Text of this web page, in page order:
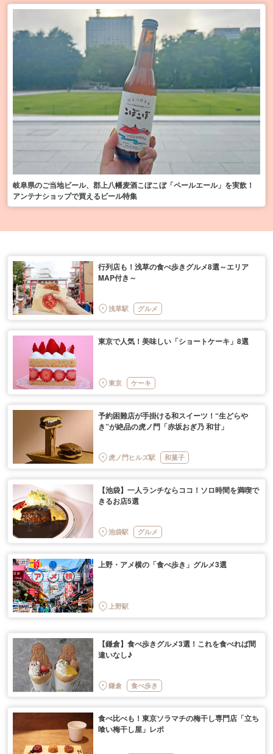
岐阜県のご当地ビール、郡上八幡麦酒こぼこぼ「ペールエール」を実飲！
アンテナショップで買えるビール特集
行列店も！浅草の食べ歩きグルメ8選～エリア
MAP付き～
浅草駅 グルメ
東京で人気！美味しい「ショートケーキ」8選
東京 ケーキ
予約困難店が手掛ける和スイーツ！“生どらや
き”が絶品の虎ノ門「赤坂おぎ乃 和甘」
虎ノ門ヒルズ駅 和菓子
【池袋】一人ランチならココ！ソロ時間を満喫で
きるお店5選
池袋駅 グルメ
上野・アメ横の「食べ歩き」グルメ3選
上野駅
【鎌倉】食べ歩きグルメ3選！これを食べれば間
違いなし♪
鎌倉 食べ歩き
食べ比べも！東京ソラマチの梅干し専門店「立ち
喰い梅干し屋」レポ